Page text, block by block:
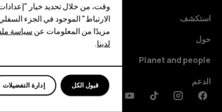
HMD DUB
HMD Watch
للأعمال
استكشف
حول
Planet and people
الدعم
Facebook
Instagram
Tiktok
Youtube
Linkedin
Discord
وقت، من خلال تحديد خيار
الارتباط" الموجود في الجزء
مزيدًا من المعلومات عنسياسة
لدينا.
إدارة التفضيلات قبول الكل